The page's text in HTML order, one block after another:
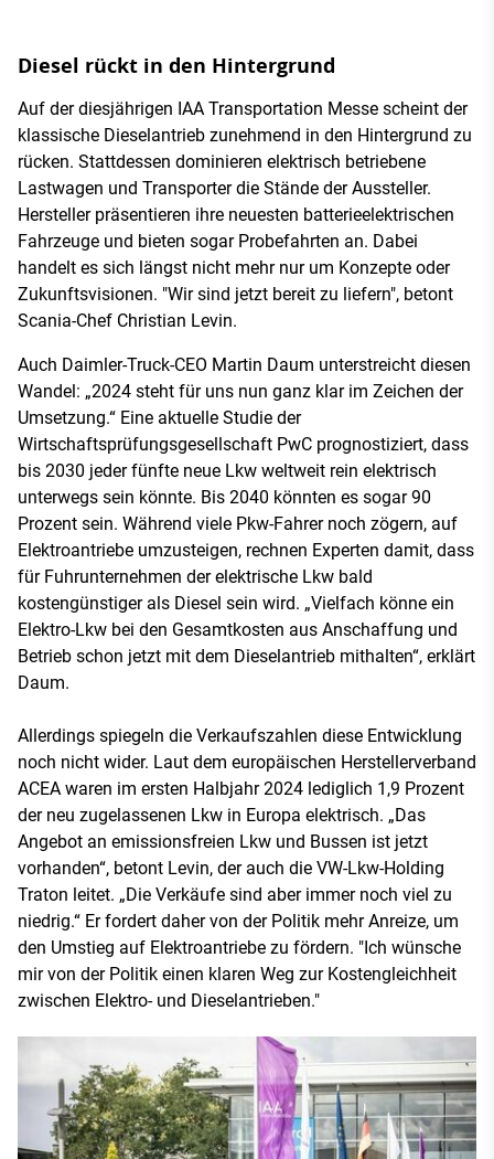
Diesel rückt in den Hintergrund
Auf der diesjährigen IAA Transportation Messe scheint der
klassische Dieselantrieb zunehmend in den Hintergrund zu
rücken. Stattdessen dominieren elektrisch betriebene
Lastwagen und Transporter die Stände der Aussteller.
Hersteller präsentieren ihre neuesten batterieelektrischen
Fahrzeuge und bieten sogar Probefahrten an. Dabei
handelt es sich längst nicht mehr nur um Konzepte oder
Zukunftsvisionen. "Wir sind jetzt bereit zu liefern", betont
Scania-Chef Christian Levin.
Auch Daimler-Truck-CEO Martin Daum unterstreicht diesen
Wandel: „2024 steht für uns nun ganz klar im Zeichen der
Umsetzung.“ Eine aktuelle Studie der
Wirtschaftsprüfungsgesellschaft PwC prognostiziert, dass
bis 2030 jeder fünfte neue Lkw weltweit rein elektrisch
unterwegs sein könnte. Bis 2040 könnten es sogar 90
Prozent sein. Während viele Pkw-Fahrer noch zögern, auf
Elektroantriebe umzusteigen, rechnen Experten damit, dass
für Fuhrunternehmen der elektrische Lkw bald
kostengünstiger als Diesel sein wird. „Vielfach könne ein
Elektro-Lkw bei den Gesamtkosten aus Anschaffung und
Betrieb schon jetzt mit dem Dieselantrieb mithalten“, erklärt
Daum.
Allerdings spiegeln die Verkaufszahlen diese Entwicklung
noch nicht wider. Laut dem europäischen Herstellerverband
ACEA waren im ersten Halbjahr 2024 lediglich 1,9 Prozent
der neu zugelassenen Lkw in Europa elektrisch. „Das
Angebot an emissionsfreien Lkw und Bussen ist jetzt
vorhanden“, betont Levin, der auch die VW-Lkw-Holding
Traton leitet. „Die Verkäufe sind aber immer noch viel zu
niedrig.“ Er fordert daher von der Politik mehr Anreize, um
den Umstieg auf Elektroantriebe zu fördern. "Ich wünsche
mir von der Politik einen klaren Weg zur Kostengleichheit
zwischen Elektro- und Dieselantrieben."